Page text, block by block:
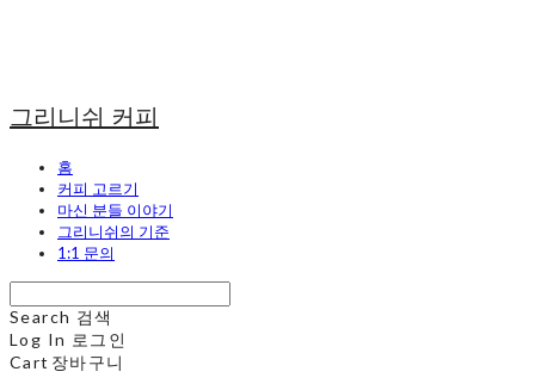
그리니쉬 커피
홈
커피 고르기
마신 분들 이야기
그리니쉬의 기준
1:1 문의
Search 검색
Log In 로그인
Cart 장바구니